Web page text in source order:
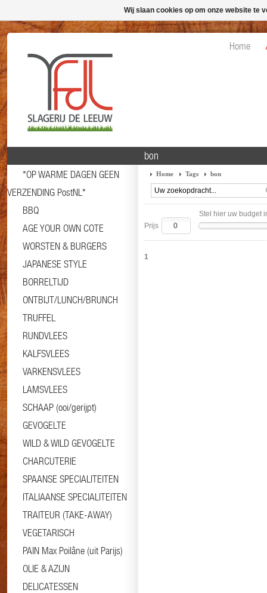
Home
*OP WARME DAGEN GEEN
VERZENDING PostNL*
BBQ
AGE YOUR OWN COTE
WORSTEN & BURGERS
JAPANESE STYLE
BORRELTIJD
ONTBIJT/LUNCH/BRUNCH
TRUFFEL
RUNDVLEES
KALFSVLEES
VARKENSVLEES
LAMSVLEES
SCHAAP (ooi/gerijpt)
GEVOGELTE
WILD & WILD GEVOGELTE
CHARCUTERIE
SPAANSE SPECIALITEITEN
ITALIAANSE SPECIALITEITEN
TRAITEUR (TAKE-AWAY)
VEGETARISCH
PAIN Max Poilâne (uit Parijs)
OLIE & AZIJN
DELICATESSEN
bon
Home Tags bon
Stel hier uw budget
Prijs
1
Wij slaan cookies op om onze website te